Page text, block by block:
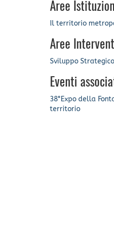
Aree
Il territorio
Aree
Sviluppo Strategico
Eventi
38°Expo della
territorio